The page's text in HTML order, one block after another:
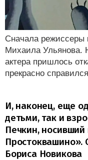
Сначала режиссеры
Михаила Ульянова.
актера пришлось
прекрасно
И, наконец, еще
детьми, так и
Печкин,
Простоквашино».
Бориса Новикова